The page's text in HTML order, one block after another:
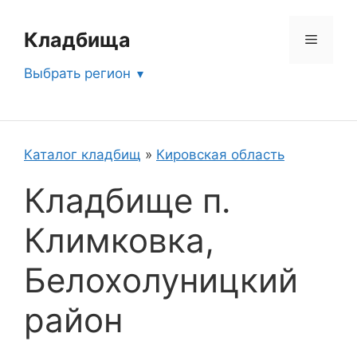
содержимому
Кладбища Меню
Выбрать регион
Каталог кладбищ » Кировская область
Кладбище п.
Климковка,
Белохолуницкий
район